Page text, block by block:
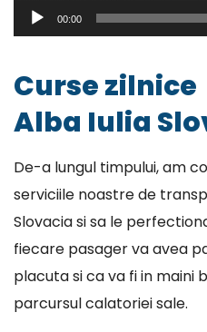
00:00
Curse zilnice
Alba Iulia
De-a lungul timpului, am
serviciile noastre de
Slovacia si sa le
fiecare pasager va avea
placuta si ca va fi in maini
parcursul calatoriei sale.